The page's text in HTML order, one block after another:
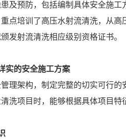
及预防，包括编制具体安全施
点培训了高压水射流清洗，从
发射流清洗相应级别资格证书。
实的安全施工方案
理架构，制定完整的切实可行
洗项目时，能够根据具体项目特